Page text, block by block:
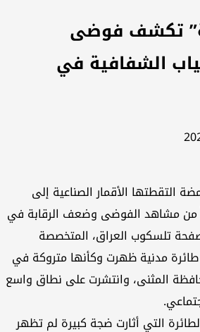
تكشف فوضى
الشفافية في
التقطتها الأقمار الصناعية إلى
من مشاهد الفوضى وضعف الرقابة في
تلسكوب العراق، المتخصصة
مدنية ظهرت وكأنها متروكة في
المثنى، وانتشرت على نطاق واسع
التي أثارت ضجة كبيرة لم تظهر